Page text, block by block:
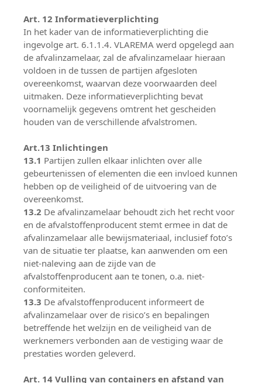
Art. 12 Informatieverplichting
In het kader van de informatieverplichting die
ingevolge art. 6.1.1.4. VLAREMA werd opgelegd aan
de afvalinzamelaar, zal de afvalinzamelaar hieraan
voldoen in de tussen de partijen afgesloten
overeenkomst, waarvan deze voorwaarden deel
uitmaken. Deze informatieverplichting bevat
voornamelijk gegevens omtrent het gescheiden
houden van de verschillende afvalstromen.
Art.13 Inlichtingen
13.1 Partijen zullen elkaar inlichten over alle
gebeurtenissen of elementen die een invloed kunnen
hebben op de veiligheid of de uitvoering van de
overeenkomst.
13.2 De afvalinzamelaar behoudt zich het recht voor
en de afvalstoffenproducent stemt ermee in dat de
afvalinzamelaar alle bewijsmateriaal, inclusief foto’s
van de situatie ter plaatse, kan aanwenden om een
niet-naleving aan de zijde van de
afvalstoffenproducent aan te tonen, o.a. niet-
conformiteiten.
13.3 De afvalstoffenproducent informeert de
afvalinzamelaar over de risico’s en bepalingen
betreffende het welzijn en de veiligheid van de
werknemers verbonden aan de vestiging waar de
prestaties worden geleverd.
Art. 14 Vulling van containers en afstand van